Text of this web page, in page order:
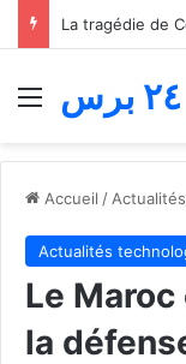
Menu
Accueil /
Actualités
Le Maroc
la